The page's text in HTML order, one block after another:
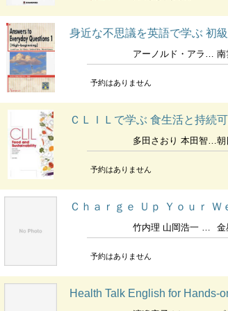
身近な不思議を英語で学ぶ 初
アーノルド・アラオ [ほか] 著 南
予約はありません
ＣＬＩＬで学ぶ 食生活と持続
多田さおり 本田智巳 板垣香織 ほか 朝
予約はありません
Ｃｈａｒｇｅ Ｕｐ Ｙｏｕｒ
竹内理 山岡浩一 森安瑞希 ほか 金
予約はありません
Health Talk English for Hands-